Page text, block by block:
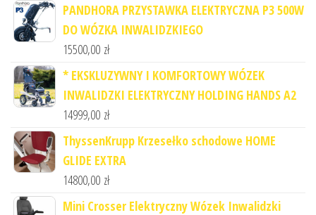
PANDHORA PRZYSTAWKA ELEKTRYCZNA P3 500W
DO WÓZKA INWALIDZKIEGO
15500,00 zł
* EKSKLUZYWNY I KOMFORTOWY WÓZEK
INWALIDZKI ELEKTRYCZNY HOLDING HANDS A2
14999,00 zł
ThyssenKrupp Krzesełko schodowe HOME
GLIDE EXTRA
14800,00 zł
Mini Crosser Elektryczny Wózek Inwalidzki